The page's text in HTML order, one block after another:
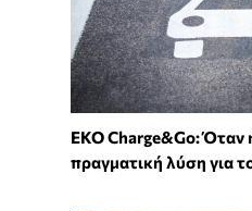
EKO Charge&Go: Όταν
πραγματική λύση για